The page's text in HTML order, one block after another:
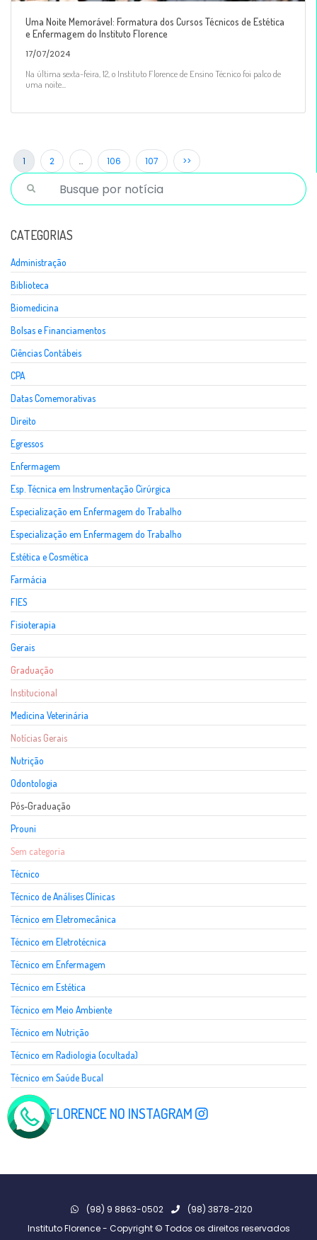
Uma Noite Memorável: Formatura dos Cursos Técnicos de Estética
e Enfermagem do Instituto Florence
17/07/2024
Na última sexta-feira, 12, o Instituto Florence de Ensino Técnico foi palco de
uma noite...
1 2 … 106 107 >>
CATEGORIAS
Administração
Biblioteca
Biomedicina
Bolsas e Financiamentos
Ciências Contábeis
CPA
Datas Comemorativas
Direito
Egressos
Enfermagem
Esp. Técnica em Instrumentação Cirúrgica
Especialização em Enfermagem do Trabalho
Especialização em Enfermagem do Trabalho
Estética e Cosmética
Farmácia
FIES
Fisioterapia
Gerais
Graduação
Institucional
Medicina Veterinária
Notícias Gerais
Nutrição
Odontologia
Pós-Graduação
Prouni
Sem categoria
Técnico
Técnico de Análises Clínicas
Técnico em Eletromecânica
Técnico em Eletrotécnica
Técnico em Enfermagem
Técnico em Estética
Técnico em Meio Ambiente
Técnico em Nutrição
Técnico em Radiologia (ocultada)
Técnico em Saúde Bucal
SIGA A FLORENCE NO INSTAGRAM
(98) 9 8863-0502
(98) 3878-2120
Instituto Florence - Copyright © Todos os direitos reservados